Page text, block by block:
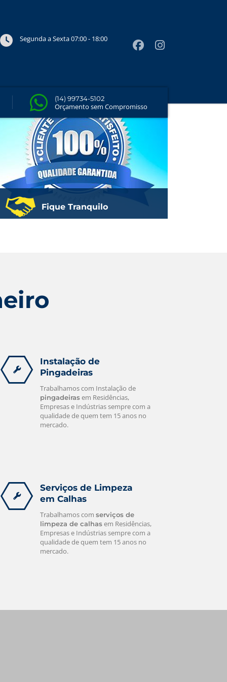
Segunda a Sexta 07:00 - 18:00
(14) 99734-5102
Orçamento sem Compromisso
Quero um Orçamento
Fique Tranquilo
Instalação de
Pingadeiras
Trabalhamos com Instalação de
pingadeirasem Residências,
Empresas e Indústrias sempre com a
qualidade de quem tem 15 anos no
mercado.
Serviços de Limpeza
em Calhas
Trabalhamos com serviços de
limpeza de calhasem Residências,
Empresas e Indústrias sempre com a
qualidade de quem tem 15 anos no
mercado.